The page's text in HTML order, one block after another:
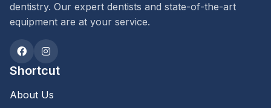
dentistry. Our expert dentists and state-of-the-art
equipment are at your service.
Shortcut
About Us